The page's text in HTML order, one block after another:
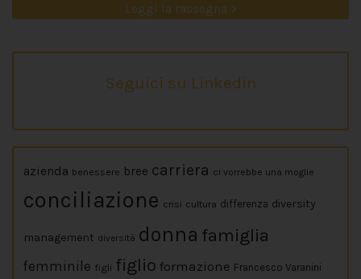
Leggi la rassegna >
Seguici su Linkedin
azienda benessere bree carriera ci vorrebbe una moglie
conciliazione crisi cultura differenza diversity
management diversità donna famiglia
femminile figli figlio formazione Francesco Varanini